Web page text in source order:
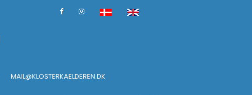
MAIL@KLOSTERKAELDEREN.DK